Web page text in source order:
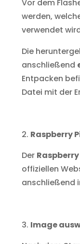
Vor dem
werden,
verwendet
Die
anschließend
Entpacken
Datei mit der
Raspberry
Der
offiziellen
anschließend
Image